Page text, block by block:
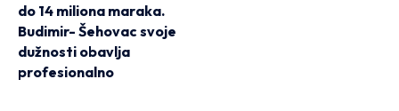
do 14 miliona maraka.
Budimir- Šehovac svoje
dužnosti obavlja
profesionalno